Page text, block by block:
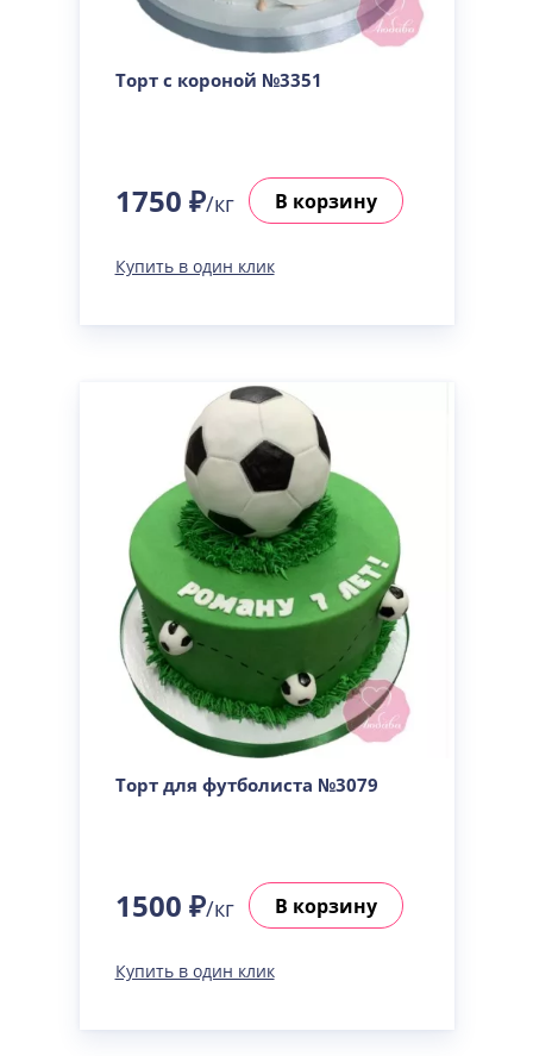
Торт с короной №3351
1750 ₽/кг В корзину
Купить в один клик
Торт для футболиста №3079
1500 ₽/кг В корзину
Купить в один клик